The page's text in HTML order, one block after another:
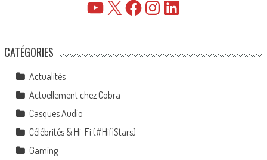
YouTube FacebookInstagramLinkedIn
CATÉGORIES
Actualités
Actuellement chez Cobra
Casques Audio
Célébrités & Hi-Fi (#HifiStars)
Gaming